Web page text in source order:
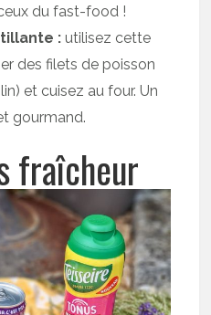
du fast-food !
: utilisez cette
des filets de poisson
et cuisez au four. Un
gourmand.
fraîcheur